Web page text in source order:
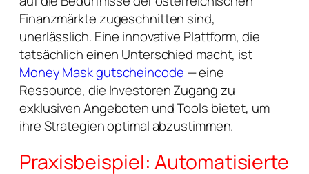
Finanzmärkte zugeschnitten sind,
unerlässlich. Eine innovative Plattform, die
tatsächlich einen Unterschied macht, ist
Money Mask gutscheincode — eine
Ressource, die Investoren Zugang zu
exklusiven Angeboten und Tools bietet, um
ihre Strategien optimal abzustimmen.
Praxisbeispiel: Automatisierte